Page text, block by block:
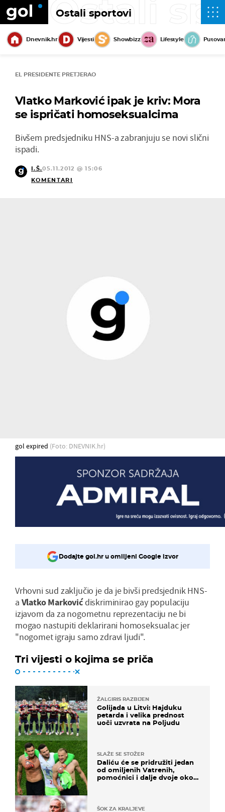
Ostali sportovi
Ostali
Dnevnik.hr Vijesti Showbizz Lifestyle
EL PRESIDENTE PRETJERAO
Vlatko Marković ipak je kriv: Mora
se ispričati homoseksualcima
Bivšem predsjedniku HNS-a zabranjuju se novi slični
ispadi.
I.Š.05.11.2012 @ 15:06
KOMENTARI
gol expired (Foto: DNEVNIK.hr)
Dodajte gol.hr u omiljeni Google izvor
Vrhovni sud zaključio je da je bivši predsjednik HNS-
a Vlatko Markovićdiskriminirao gay populaciju
izjavom da za nogometnu reprezentaciju ne bi
mogao nastupiti deklarirani homoseksualac jer
"nogomet igraju samo zdravi ljudi".
Tri vijesti o kojima se priča
ŽALGIRIS RAZBIJEN
Golijada u Litvi: Hajduku
petarda i velika prednost
uoči uzvrata na Poljudu
SLAŽE SE STOŽER
Daliću će se pridružiti jedan
od omiljenih Vatrenih,
pomoćnici i dalje dvoje oko
ŠOK ZA KRALJEVE